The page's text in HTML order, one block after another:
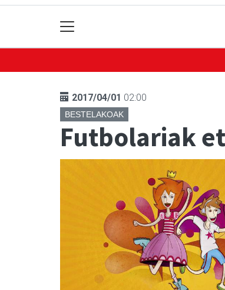
2017/04/01 02:00
BESTELAKOAK
Futbolariak